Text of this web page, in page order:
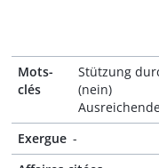
Mots-
clés
Stützung
(nein)
Exergue -